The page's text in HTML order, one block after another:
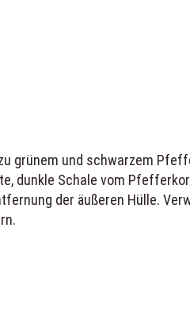
grünem und schwarzem
dunkle Schale vom
der äußeren Hülle.